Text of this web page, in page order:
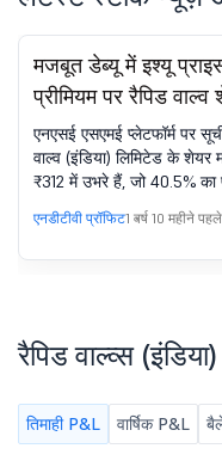
मजबूत डेब्यू में इश्यू
प्रीमियम पर रैपिड वाल्व
लिस्ट
एनएसई एसएमई प्लेटफॉर्म पर
वाल्व (इंडिया) लिमिटेड के शेयर
₹312 में उभरे हैं, जो 40.5% का
एनडीटीवी प्रॉफिट1 वर्ष 10 महीने पहले
रैपिड वाल्व्स
तिमाही P&L वार्षिक P&L